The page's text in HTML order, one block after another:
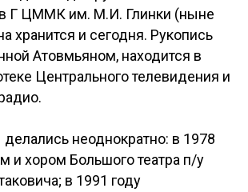
Г ЦММК им. М.И. Глинки (ныне
хранится и сегодня. Рукопись
Атовмьяном, находится в
Центрального телевидения и
неоднократно: в 1978
и хором Большого театра п/у
в 1991 году